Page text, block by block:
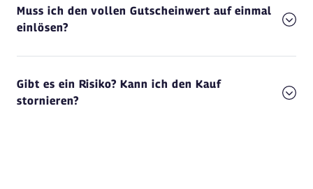
Muss ich den vollen Gutscheinwert auf einmal
einlösen?
Gibt es ein Risiko? Kann ich den Kauf
stornieren?